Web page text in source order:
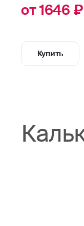
от 1646 ₽
Купить